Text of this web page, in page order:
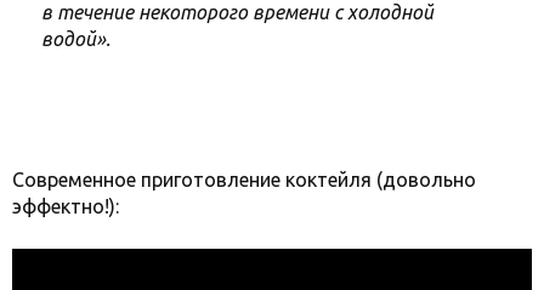
в течение некоторого времени с холодной
водой».
Современное приготовление коктейля (довольно
эффектно!):